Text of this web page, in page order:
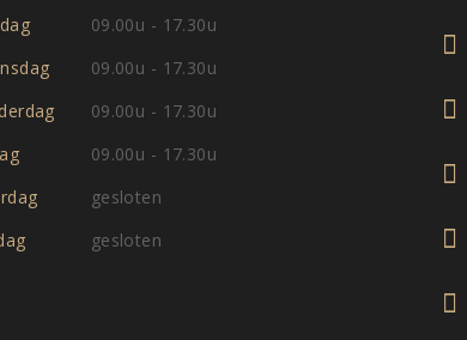
09.00u - 17.30u
09.00u - 17.30u
09.00u - 17.30u
09.00u - 17.30u
gesloten
gesloten